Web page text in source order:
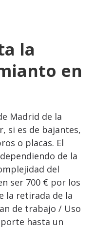
la
en
Madrid de la
si es de bajantes,
o placas. El
de la
del
ser 700 € por los
la retirada de la
de trabajo / Uso
hasta un